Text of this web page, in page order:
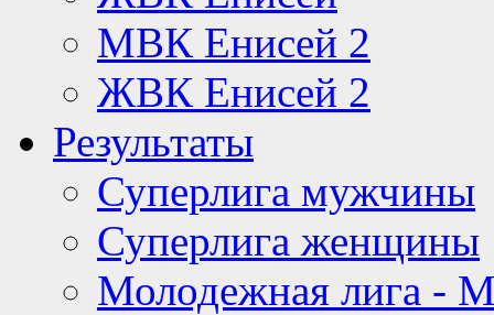
МВК Енисей 2
ЖВК Енисей 2
Результаты
Суперлига мужчины
Суперлига женщины
Молодежная лига -